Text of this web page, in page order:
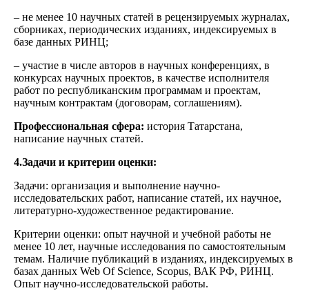
– не менее 10 научных статей в рецензируемых журналах,
сборниках, периодических изданиях, индексируемых в
базе данных РИНЦ;
– участие в числе авторов в научных конференциях, в
конкурсах научных проектов, в качестве исполнителя
работ по республиканским программам и проектам,
научным контрактам (договорам, соглашениям).
Профессиональная сфера: история Татарстана,
написание научных статей.
4.Задачи и критерии оценки:
Задачи: организация и выполнение научно-
исследовательских работ, написание статей, их научное,
литературно-художественное редактирование.
Критерии оценки: опыт научной и учебной работы не
менее 10 лет, научные исследования по самостоятельным
темам. Наличие публикаций в изданиях, индексируемых в
базах данных Web Of Science, Scopus, ВАК РФ, РИНЦ.
Опыт научно-исследовательской работы.